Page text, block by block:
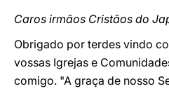
Caros irmãos Cristãos do
Obrigado por terdes vindo
vossas Igrejas e
comigo. "A graça de nosso